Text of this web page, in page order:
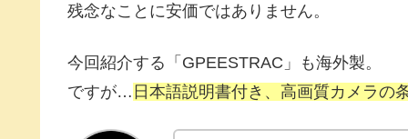
残念なことに安価ではありません。
今回紹介する「GPEESTRAC」も海外製。
ですが… 日本語説明書付き、高画質カメラの